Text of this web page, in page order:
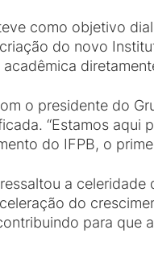
como objetivo
do novo
o presidente do
“Estamos aqui
do IFPB, o
a
do
para que